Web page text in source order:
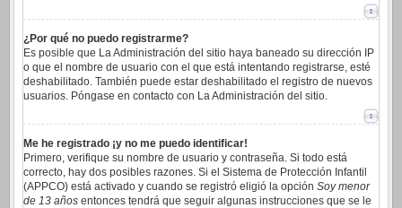
¿Por qué no puedo registrarme?
Es posible que La Administración del sitio haya baneado su dirección IP
o que el nombre de usuario con el que está intentando registrarse, esté
deshabilitado. También puede estar deshabilitado el registro de nuevos
usuarios. Póngase en contacto con La Administración del sitio.
Me he registrado ¡y no me puedo identificar!
Primero, verifique su nombre de usuario y contraseña. Si todo está
correcto, hay dos posibles razones. Si el Sistema de Protección Infantil
(APPCO) está activado y cuando se registró eligió la opción Soy menor
de 13 años entonces tendrá que seguir algunas instrucciones que se le